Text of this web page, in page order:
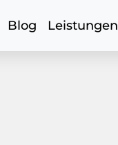
Blog Leistungen